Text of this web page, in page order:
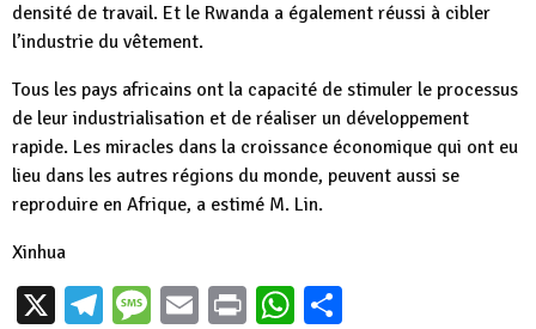
densité de travail. Et le Rwanda a également réussi à cibler
l’industrie du vêtement.
Tous les pays africains ont la capacité de stimuler le processus
de leur industrialisation et de réaliser un développement
rapide. Les miracles dans la croissance économique qui ont eu
lieu dans les autres régions du monde, peuvent aussi se
reproduire en Afrique, a estimé M. Lin.
Xinhua
X Telegram
Message
EmailPrintWhatsApp